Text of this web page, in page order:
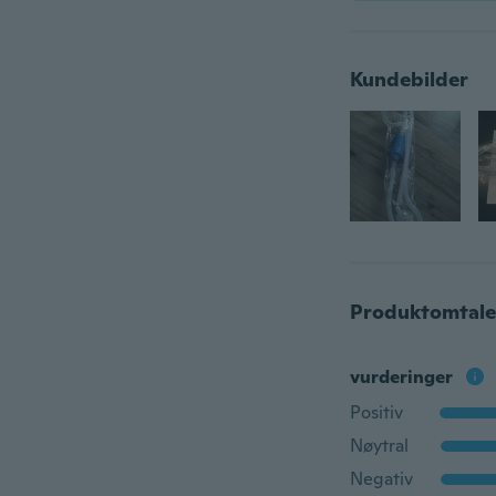
Kundebilder
vurderinger
Positiv
Nøytral
Negativ